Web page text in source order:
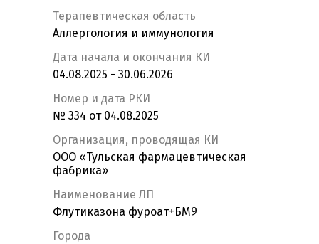
Терапевтическая область
Аллергология и иммунология
Дата начала и окончания КИ
04.08.2025 - 30.06.2026
Номер и дата РКИ
№ 334 от 04.08.2025
Организация, проводящая КИ
ООО «Тульская фармацевтическая
фабрика»
Наименование ЛП
Флутиказона фуроат+БМ9
Города